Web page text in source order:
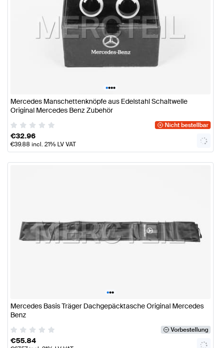
••••
Mercedes Manschettenknöpfe aus Edelstahl Schaltwelle
Original Mercedes Benz Zubehör
Nicht bestellbar
€32.96
€39.88 incl. 21% LV VAT
•••
Mercedes Basis Träger Dachgepäcktasche Original Mercedes
Benz
Vorbestellung
€55.84